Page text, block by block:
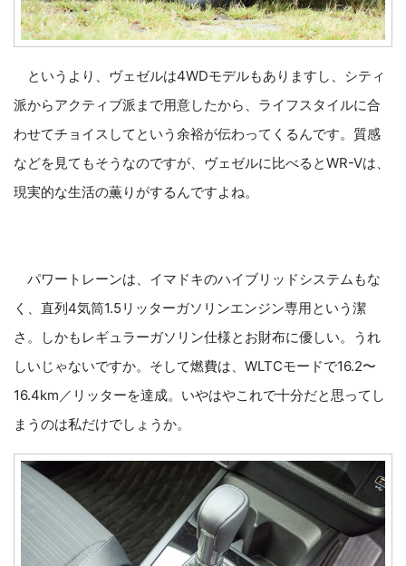
というより、ヴェゼルは4WDモデルもありますし、シティ
派からアクティブ派まで用意したから、ライフスタイルに合
わせてチョイスしてという余裕が伝わってくるんです。質感
などを見てもそうなのですが、ヴェゼルに比べるとWR-Vは、
現実的な生活の薫りがするんですよね。
パワートレーンは、イマドキのハイブリッドシステムもな
く、直列4気筒1.5リッターガソリンエンジン専用という潔
さ。しかもレギュラーガソリン仕様とお財布に優しい。うれ
しいじゃないですか。そして燃費は、WLTCモードで16.2〜
16.4km／リッターを達成。いやはやこれで十分だと思ってし
まうのは私だけでしょうか。